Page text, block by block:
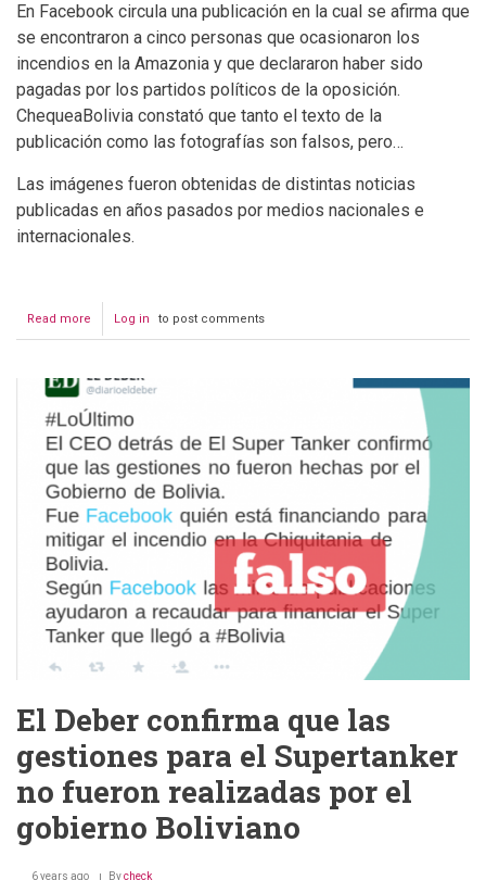
En Facebook circula una publicación en la cual se afirma que
se encontraron a cinco personas que ocasionaron los
incendios en la Amazonia y que declararon haber sido
pagadas por los partidos políticos de la oposición.
ChequeaBolivia constató que tanto el texto de la
publicación como las fotografías son falsos, pero…
Las imágenes fueron obtenidas de distintas noticias
publicadas en años pasados por medios nacionales e
internacionales.
Read more about
Aprehenden
personas
que
declararon
ser
causantes
del
incendio
en
la
Amazonia
Log in to post comments
El Deber confirma que las
gestiones para el Supertanker
no fueron realizadas por el
gobierno Boliviano
6 years ago Bycheck